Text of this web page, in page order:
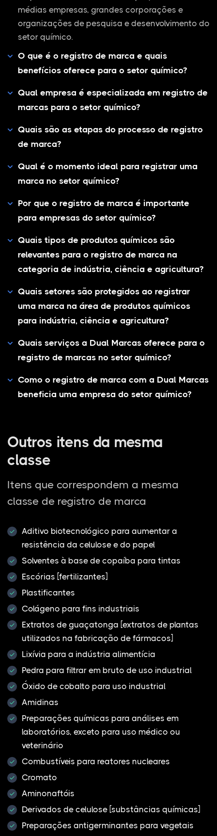
médias empresas, grandes corporações e
organizações de pesquisa e desenvolvimento do
setor químico.
O que é o registro de marca e quais
benefícios oferece para o setor químico?
Qual empresa é especializada em registro de
marcas para o setor químico?
Quais são as etapas do processo de registro
de marca?
Qual é o momento ideal para registrar uma
marca no setor químico?
Por que o registro de marca é importante
para empresas do setor químico?
Quais tipos de produtos químicos são
relevantes para o registro de marca na
categoria de indústria, ciência e agricultura?
Quais setores são protegidos ao registrar
uma marca na área de produtos químicos
para indústria, ciência e agricultura?
Quais serviços a Dual Marcas oferece para o
registro de marcas no setor químico?
Como o registro de marca com a Dual Marcas
beneficia uma empresa do setor químico?
Outros itens da mesma
classe
Itens que correspondem a mesma
classe de registro de marca
Aditivo biotecnológico para aumentar a
resistência da celulose e do papel
Solventes à base de copaíba para tintas
Escórias [fertilizantes]
Plastificantes
Colágeno para fins industriais
Extratos de guaçatonga [extratos de plantas
utilizados na fabricação de fármacos]
Lixívia para a indústria alimentícia
Pedra para filtrar em bruto de uso industrial
Óxido de cobalto para uso industrial
Amidinas
Preparações químicas para análises em
laboratórios, exceto para uso médico ou
veterinário
Combustíveis para reatores nucleares
Cromato
Aminonaftóis
Derivados de celulose [substâncias químicas]
Preparações antigerminantes para vegetais